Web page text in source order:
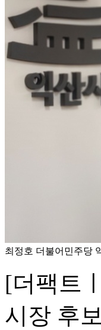
최정호 더불어민주당
[더팩트
시장 후